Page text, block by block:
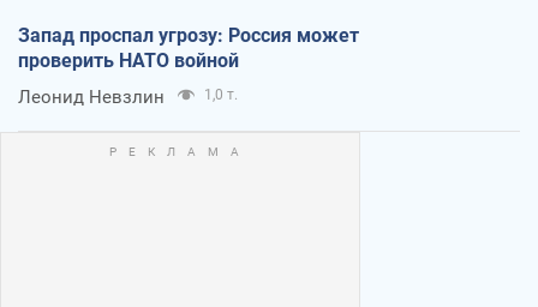
Запад проспал угрозу: Россия может
проверить НАТО войной
Леонид Невзлин 1,0 т.